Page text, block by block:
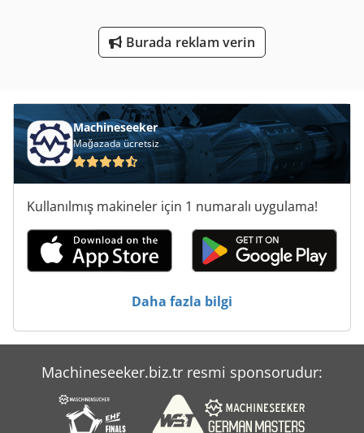
Yükleyici-Tekerlekli Yükleyici Iş Makinesi Ile
Burada reklam verin
Machineseeker
Mağazada ücretsiz
Kullanılmış makineler için 1 numaralı uygulama!
Daha fazla bilgi
Machineseeker.biz.tr resmi sponsorudur: